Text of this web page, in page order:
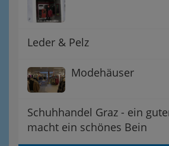
Leder & Pelz
Modehäuser
Schuhhandel Graz - ein
macht ein schönes Bein